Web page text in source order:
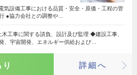
気設備工事における品質・安全・原価・工程の管
●協力会社との調整や…
工事に関する請負、設計及び監理 ◆建設工事、
、宇宙開発、エネルギー供給および…
詳細へ